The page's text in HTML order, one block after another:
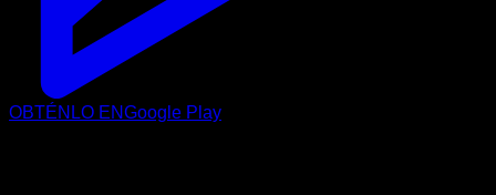
OBTÉNLO ENGoogle Play